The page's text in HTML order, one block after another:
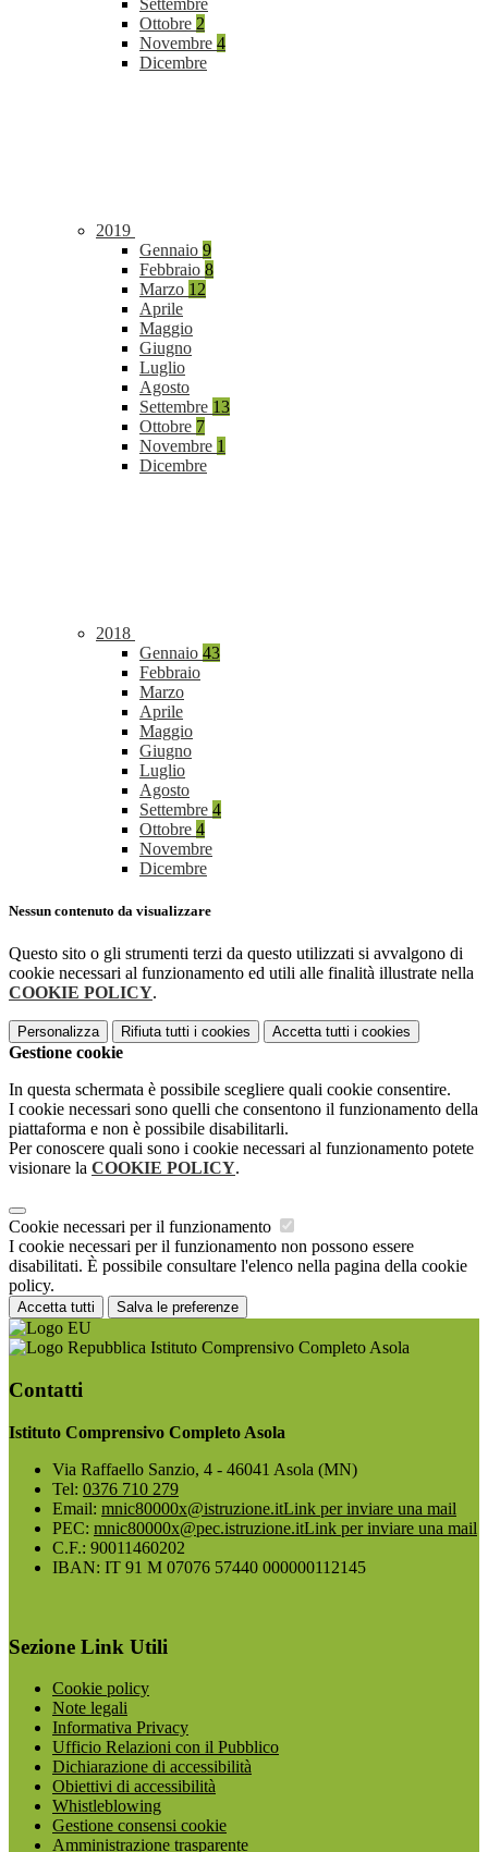
Settembre
Ottobre 2
Novembre 4
Dicembre
2019
Gennaio 9
Febbraio 8
Marzo 12
Aprile
Maggio
Giugno
Luglio
Agosto
Settembre 13
Ottobre 7
Novembre 1
Dicembre
2018
Gennaio 43
Febbraio
Marzo
Aprile
Maggio
Giugno
Luglio
Agosto
Settembre 4
Ottobre 4
Novembre
Dicembre
Nessun contenuto da visualizzare
Questo sito o gli strumenti terzi da questo utilizzati si avvalgono di
cookie necessari al funzionamento ed utili alle finalità illustrate nella
COOKIE POLICY.
Personalizza Rifiuta tutti i cookies Accetta tutti i cookies
Gestione cookie
In questa schermata è possibile scegliere quali cookie consentire.
I cookie necessari sono quelli che consentono il funzionamento della
piattaforma e non è possibile disabilitarli.
Per conoscere quali sono i cookie necessari al funzionamento potete
visionare la COOKIE POLICY.
Cookie necessari per il funzionamento
I cookie necessari per il funzionamento non possono essere
disabilitati. È possibile consultare l'elenco nella pagina della cookie
policy.
Accetta tutti Salva le preferenze
Istituto Comprensivo Completo Asola
Contatti
Istituto Comprensivo Completo Asola
Via Raffaello Sanzio, 4 - 46041 Asola (MN)
Tel: 0376 710 279
Email: mnic80000x@istruzione.itLink per inviare una mail
PEC: mnic80000x@pec.istruzione.itLink per inviare una mail
C.F.: 90011460202
IBAN: IT 91 M 07076 57440 000000112145
Sezione Link Utili
Cookie policy
Note legali
Informativa Privacy
Ufficio Relazioni con il Pubblico
Dichiarazione di accessibilità
Obiettivi di accessibilità
Whistleblowing
Gestione consensi cookie
Amministrazione trasparente